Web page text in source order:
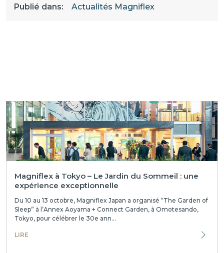
Publié dans: Actualités Magniflex
Magniflex à Tokyo – Le Jardin du Sommeil : une
expérience exceptionnelle
Du 10 au 13 octobre, Magniflex Japan a organisé “The Garden of
Sleep” à l’Annex Aoyama + Connect Garden, à Omotesando,
Tokyo, pour célébrer le 30e ann...
LIRE